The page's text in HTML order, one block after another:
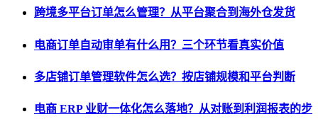
跨境多平台订单怎么管理？从平台聚合到海外仓发货
电商订单自动审单有什么用？三个环节看真实价值
多店铺订单管理软件怎么选？按店铺规模和平台判断
电商 ERP 业财一体化怎么落地？从对账到利润报表的步